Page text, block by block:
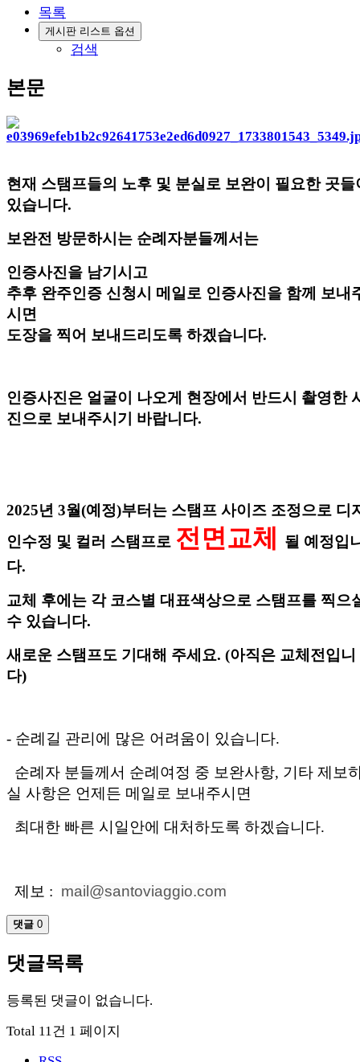
목록
게시판 리스트 옵션
검색
본문
현재 스탬프들의 노후 및 분실로 보완이 필요한 곳들
있습니다.
보완전 방문하시는 순례자분들께서는
인증사진을 남기시고
추후 완주인증 신청시 메일로 인증사진을 함께 보내
시면
도장을 찍어 보내드리도록 하겠습니다.
인증사진은 얼굴이 나오게 현장에서 반드시 촬영한
진으로 보내주시기 바랍니다.
2025년 3월(예정)부터는 스탬프 사이즈 조정으로 디
인수정 및 컬러 스탬프로 전면교체 될 예정입
다.
교체 후에는 각 코스별 대표색상으로 스탬프를 찍으
수 있습니다.
새로운 스탬프도 기대해 주세요. (아직은 교체전입니
다)
- 순례길 관리에 많은 어려움이 있습니다.
순례자 분들께서 순례여정 중 보완사항, 기타 제보
실 사항은 언제든 메일로 보내주시면
최대한 빠른 시일안에 대처하도록 하겠습니다.
제보 : mail@santoviaggio.com
댓글 0
댓글목록
등록된 댓글이 없습니다.
Total 11건 1 페이지